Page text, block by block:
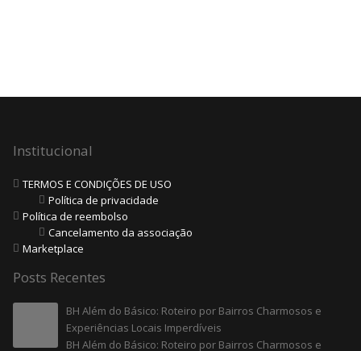
Institucional
TERMOS E CONDIÇÕES DE USO
Política de privacidade
Política de reembolso
Cancelamento da associação
Marketplace
Posts Recentes
BH Além do Básico: Roteiro por Bairros Charmosos e
Experiências Locais Imperdíveis
BH Além do Básico: Roteiro por Bairros Charmosos e